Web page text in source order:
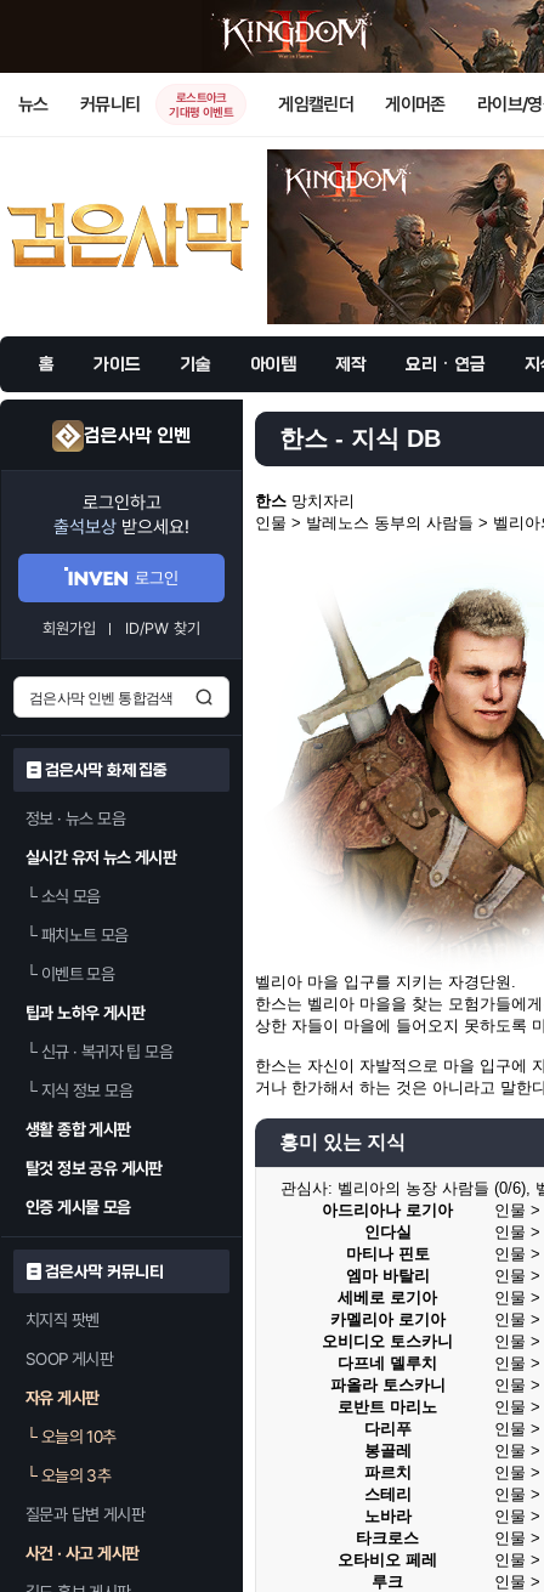
뉴스 커뮤니티
로스트아크
기대평 이벤트
게임캘린더 게이머존 라이브/
홈 가이드 기술 아이템 제작 요리 · 연금 지
검은사막 인벤
로그인하고
출석보상 받으세요!
로그인
회원가입 ID/PW 찾기
검은사막 화제 집중
정보 · 뉴스 모음
실시간 유저 뉴스 게시판
└소식 모음
└패치노트 모음
└이벤트 모음
팁과 노하우 게시판
└신규 · 복귀자 팁 모음
└지식 정보 모음
생활 종합 게시판
탈것 정보 공유 게시판
인증 게시물 모음
검은사막 커뮤니티
치지직 팟벤
SOOP 게시판
자유 게시판
└오늘의 10추
└오늘의 3추
질문과 답변 게시판
사건 · 사고 게시판
한스 - 지식 DB
한스 망치자리
인물 > 발레노스 동부의 사람들 > 벨리
벨리아 마을 입구를 지키는 자경단원.
한스는 벨리아 마을을 찾는 모험가들에
상한 자들이 마을에 들어오지 못하도록
한스는 자신이 자발적으로 마을 입구에
거나 한가해서 하는 것은 아니라고 말한
흥미 있는 지식
관심사: 벨리아의 농장 사람들 (0/6),
아드리아나 로기아
인물
인다실
인물
마티나 핀토
인물
엠마 바탈리
인물
세베로 로기아
인물
카멜리아 로기아
인물
오비디오 토스카니
인물
다프네 델루치
인물
파올라 토스카니
인물
로반트 마리노
인물
다리푸
인물
봉골레
인물
파르치
인물
스테리
인물
노바라
인물
타크로스
인물
오타비오 페레
인물
루크
인물